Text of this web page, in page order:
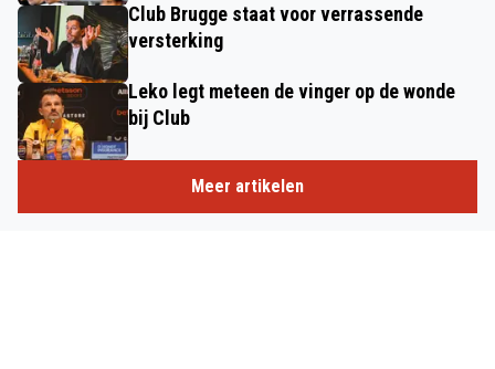
Club Brugge staat voor verrassende
versterking
Leko legt meteen de vinger op de wonde
bij Club
Meer artikelen